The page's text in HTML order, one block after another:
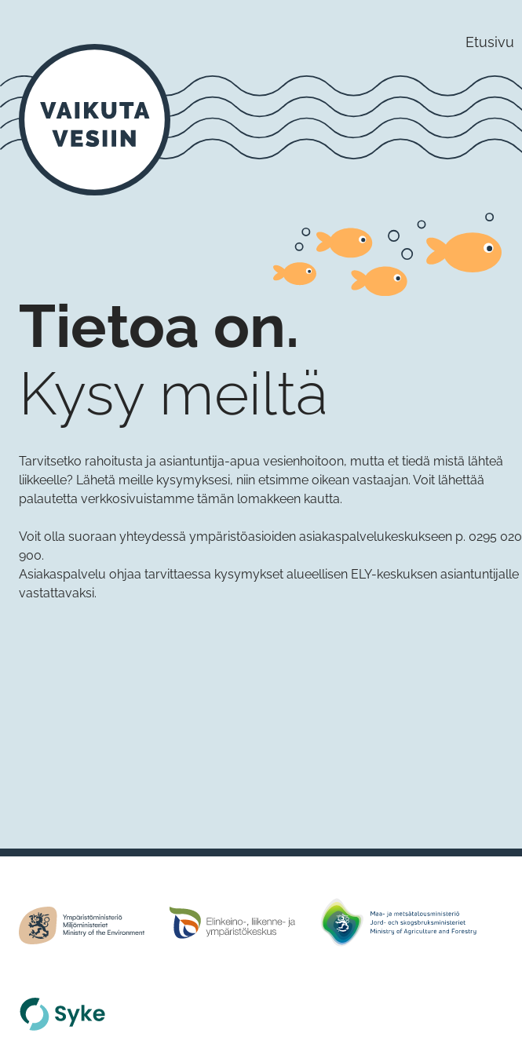
Etusivu
Tietoa on.
Kysy meiltä
Tarvitsetko rahoitusta ja asiantuntija-apua vesienhoitoon, mutta et tiedä mistä lähteä
liikkeelle? Lähetä meille kysymyksesi, niin etsimme oikean vastaajan. Voit lähettää
palautetta verkkosivuistamme tämän lomakkeen kautta.
Voit olla suoraan yhteydessä ympäristöasioiden asiakaspalvelukeskukseen p. 0295 020
900.
Asiakaspalvelu ohjaa tarvittaessa kysymykset alueellisen ELY-keskuksen asiantuntijalle
vastattavaksi.